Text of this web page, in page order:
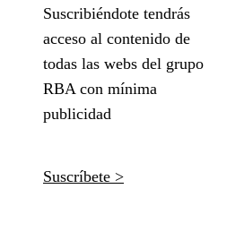
Suscribiéndote tendrás
acceso al contenido de
todas las webs del grupo
RBA con mínima
publicidad
Suscríbete >